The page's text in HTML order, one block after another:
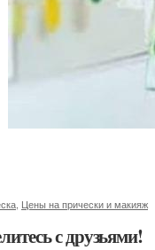
Цены на прически и макияж
с друзьями!